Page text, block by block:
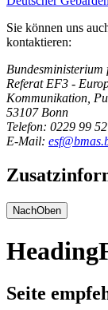
Sie können uns
kontaktieren:
Referat EF3 -
Kommunikation,
53107 Bonn
Telefon: 0229 99
E-Mail:
NachOben
Seite